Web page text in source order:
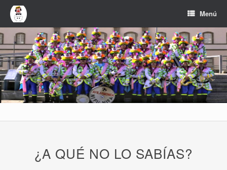
Saltar
contenido
Menú
¿A QUÉ NO LO SABÍAS?